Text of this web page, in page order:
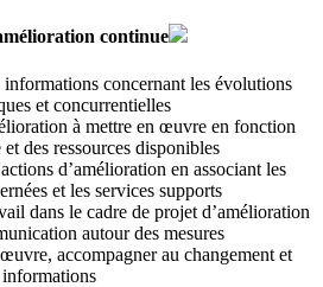
continue
informations concernant les évolutions
et concurrentielles
à mettre en œuvre en fonction
des ressources disponibles
d’amélioration en associant les
et les services supports
dans le cadre de projet d’amélioration
autour des mesures
accompagner au changement et